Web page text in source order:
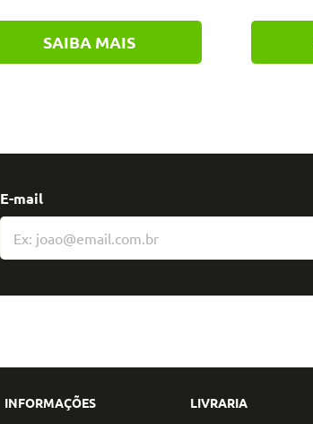
SAIBA MAIS
E-mail
INFORMAÇÕES LIVRARIA